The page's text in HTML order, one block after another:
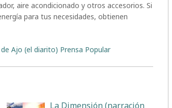
aire acondicionado y otros accesorios. Si
para tus necesidades, obtienen
Ajo (el diarito) Prensa Popular
La Dimensión (narración